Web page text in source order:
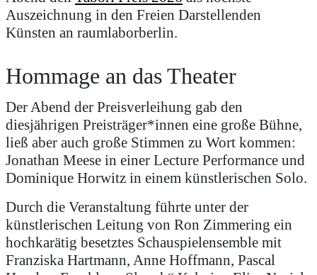
Auszeichnung in den Freien Darstellenden
Künsten an raumlaborberlin.
Hommage an das Theater
Der Abend der Preisverleihung gab den
diesjährigen Preisträger*innen eine große Bühne,
ließ aber auch große Stimmen zu Wort kommen:
Jonathan Meese in einer Lecture Performance und
Dominique Horwitz in einem künstlerischen Solo.
Durch die Veranstaltung führte unter der
künstlerischen Leitung von Ron Zimmering ein
hochkarätig besetztes Schauspielensemble mit
Franziska Hartmann, Anne Hoffmann, Pascal